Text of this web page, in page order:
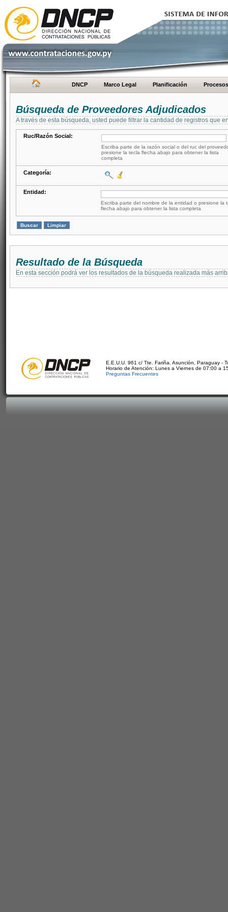
DNCP Marco Legal Planificación Procesos
Búsqueda de Proveedores Adjudicados
A través de esta búsqueda, usted puede filtrar la cantidad de registros que
Ruc/Razón Social:
Escriba parte de la razón social o del ruc del
presione la tecla flecha abajo para obtener la lista
completa
Categoría:
Entidad:
Escriba parte del nombre de la entidad o presione la
flecha abajo para obtener la lista completa
Resultado de la Búsqueda
En esta sección podrá ver los resultados de la búsqueda realizada más
E.E.U.U. 961 c/ Tte. Fariña. Asunción, Paraguay -
Horario de Atención: Lunes a Viernes de 07:00 a
Preguntas Frecuentes